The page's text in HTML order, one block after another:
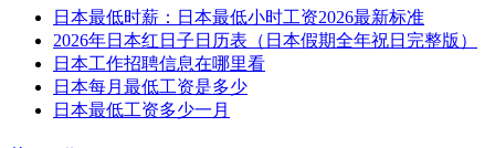
日本最低时薪：日本最低小时工资2026最新标准
2026年日本红日子日历表（日本假期全年祝日完整版）
日本工作招聘信息在哪里看
日本每月最低工资是多少
日本最低工资多少一月